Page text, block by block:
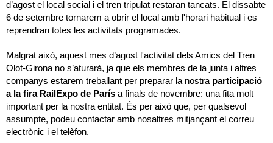
d’agost el local social i el tren tripulat restaran tancats. El dissabte
6 de setembre tornarem a obrir el local amb l'horari habitual i es
reprendran totes les activitats programades.
Malgrat això, aquest mes d’agost l'activitat dels Amics del Tren
Olot-Girona no s’aturarà, ja que els membres de la junta i altres
companys estarem treballant per preparar la nostra participació
a la fira RailExpo de París a finals de novembre: una fita molt
important per la nostra entitat. És per això que, per qualsevol
assumpte, podeu contactar amb nosaltres mitjançant el correu
electrònic i el telèfon.